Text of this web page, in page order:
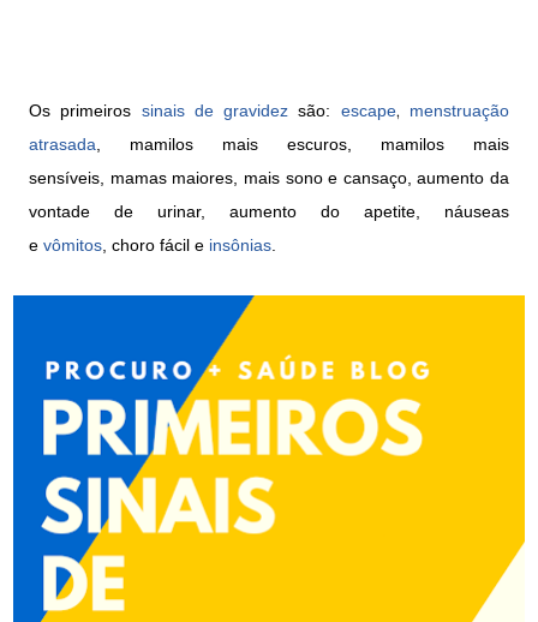
Os primeiros sinais de gravidez são: escape,
menstruação
atrasada
mamilos mais escuros, mamilos mais
sensíveis, mamas maiores, mais sono e cansaço,aumento da
vontade de urinar, aumento do apetite, náuseas
e vômitos choro fácil e insônias